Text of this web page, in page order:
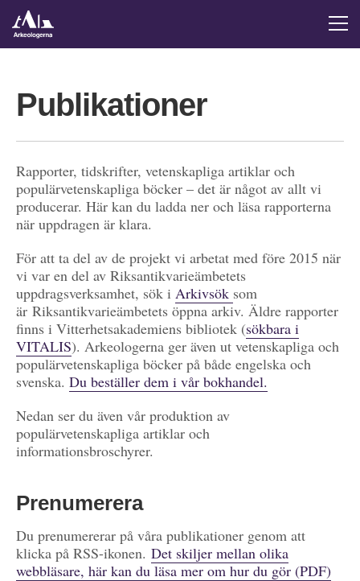
Publikationer
Rapporter, tidskrifter, vetenskapliga artiklar och
populärvetenskapliga böcker – det är något av allt vi
producerar. Här kan du ladda ner och läsa rapporterna
när uppdragen är klara.
För att ta del av de projekt vi arbetat med före 2015 när
vi var en del av Riksantikvarieämbetets
uppdragsverksamhet, sök i Arkivsök som
är Riksantikvarieämbetets öppna arkiv. Äldre rapporter
finns i Vitterhetsakademiens bibliotek (sökbara i
VITALIS). Arkeologerna ger även ut vetenskapliga och
populärvetenskapliga böcker på både engelska och
svenska. Du beställer dem i vår bokhandel.
Nedan ser du även vår produktion av
populärvetenskapliga artiklar och
informationsbroschyrer.
Prenumerera
Du prenumererar på våra publikationer genom att
klicka på RSS-ikonen. Det skiljer mellan olika
webbläsare, här kan du läsa mer om hur du gör (PDF)